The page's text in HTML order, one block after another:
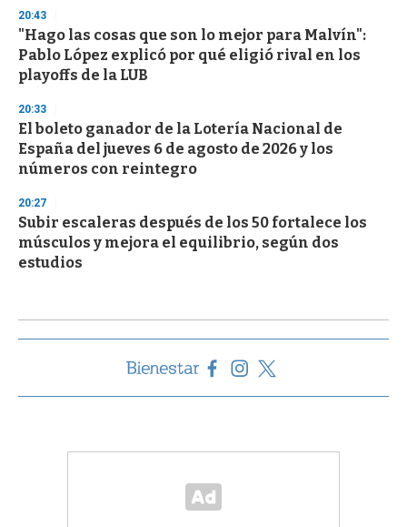
20:43
"Hago las cosas que son lo mejor para Malvín":
Pablo López explicó por qué eligió rival en los
playoffs de la LUB
20:33
El boleto ganador de la Lotería Nacional de
España del jueves 6 de agosto de 2026 y los
números con reintegro
20:27
Subir escaleras después de los 50 fortalece los
músculos y mejora el equilibrio, según dos
estudios